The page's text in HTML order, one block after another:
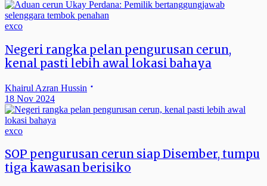
exco
Negeri rangka pelan pengurusan cerun,
kenal pasti lebih awal lokasi bahaya
Khairul Azran Hussin
18 Nov 2024
exco
SOP pengurusan cerun siap Disember, tumpu
tiga kawasan berisiko